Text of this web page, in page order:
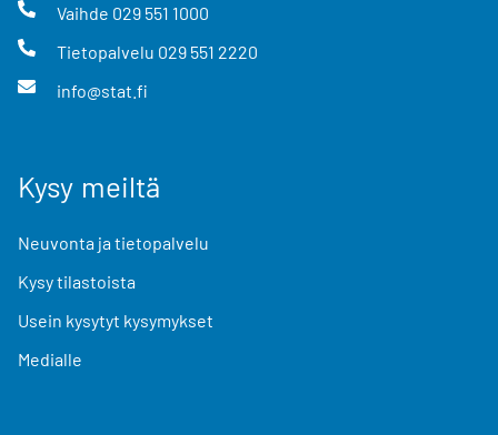
Vaihde 029 551 1000
Tietopalvelu 029 551 2220
info@stat.fi
Kysy meiltä
Neuvonta ja tietopalvelu
Kysy tilastoista
Usein kysytyt kysymykset
Medialle